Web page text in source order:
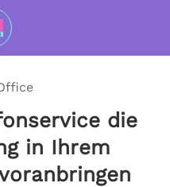
die
in Ihrem